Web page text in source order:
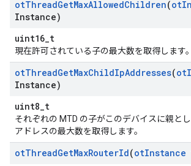
otThreadGetMaxAllowedChildren(ot
Instance)
uint16_t
現在許可されている子の最大数を取得します。
otThreadGetMaxChildIpAddresses(ot
Instance)
uint8_t
それぞれの MTD の子がこのデバイスに親と
アドレスの最大数を取得します。
otThreadGetMaxRouterId(otInstance